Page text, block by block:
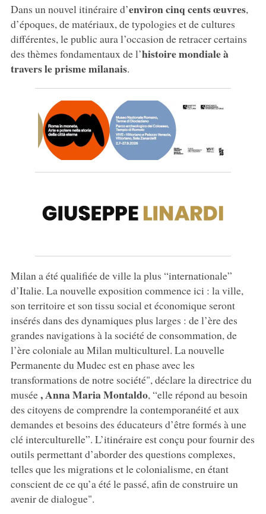
Dans un nouvel itinéraire d’environ cinq cents œuvres,
d’époques, de matériaux, de typologies et de cultures
différentes, le public aura l’occasion de retracer certains
des thèmes fondamentaux de l’histoire mondiale à
travers le prisme milanais.
Milan a été qualifiée de ville la plus “internationale”
d’Italie. La nouvelle exposition commence ici : la ville,
son territoire et son tissu social et économique seront
insérés dans des dynamiques plus larges : de l’ère des
grandes navigations à la société de consommation, de
l’ère coloniale au Milan multiculturel. La nouvelle
Permanente du Mudec est en phase avec les
transformations de notre société", déclare la directrice du
musée, Anna Maria Montaldo, “elle répond au besoin
des citoyens de comprendre la contemporanéité et aux
demandes et besoins des éducateurs d’être formés à une
clé interculturelle”. L’itinéraire est conçu pour fournir des
outils permettant d’aborder des questions complexes,
telles que les migrations et le colonialisme, en étant
conscient de ce qu’a été le passé, afin de construire un
avenir de dialogue".